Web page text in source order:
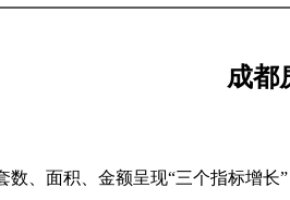
成都
数、面积、金额呈现“三个指标增长”